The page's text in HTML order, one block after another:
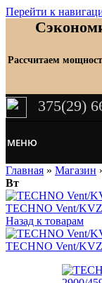
Перейти к
Рассчитаем
375(29)
МЕНЮ
Главная » Магазин
Вт
TECHNO Vent/
Назад к товарам
TECHNO Vent/